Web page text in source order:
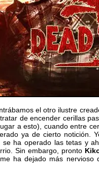
el otro ilustre
de encender cerillas
a esto), cuando entre
ya de cierto notición.
se ha operado las tetas y
Sin embargo, pronto
ha dejado más